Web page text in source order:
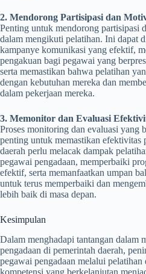
2. Mendorong Partisipasi dan
Penting untuk mendorong partisipasi
dalam mengikuti pelatihan. Ini dapat
kampanye komunikasi yang efektif,
pengakuan bagi pegawai yang
serta memastikan bahwa pelatihan
dengan kebutuhan mereka dan
dalam pekerjaan mereka.
3. Memonitor dan Evaluasi
Proses monitoring dan evaluasi yang
penting untuk memastikan efektivitas
daerah perlu melacak dampak
pegawai pengadaan, memperbaiki
efektif, serta memanfaatkan umpan
untuk terus memperbaiki dan
lebih baik di masa depan.
Kesimpulan
Dalam menghadapi tantangan dalam
pengadaan di pemerintah daerah,
pegawai pengadaan melalui pelatihan
kompetensi yang berkelanjutan